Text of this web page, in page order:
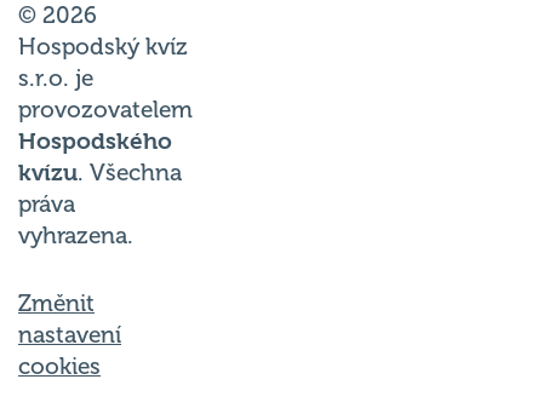
© 2026
Hospodský kvíz
s.r.o. je
provozovatelem
Hospodského
kvízu. Všechna
práva
vyhrazena.
Změnit
nastavení
cookies